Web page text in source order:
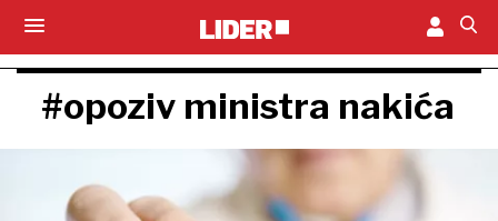
#opoziv ministra nakića